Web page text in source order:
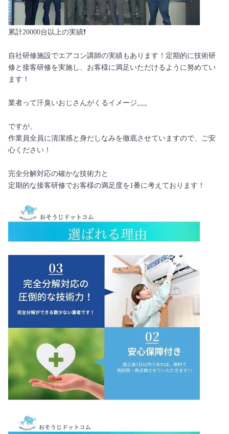
累計20000台以上の実績❗️
自社研修施設でエアコン講師の実績もあります！定期的に技術研
修と接客研修を実施し、お客様に満足いただけるように努めてい
ます！
業者って汗臭いおじさんがくるイメージ,,,,,
ですが、
作業員全員に清潔感と身だしなみを徹底させていますので、ご安
心ください！
完全分解対応の確かな技術力と
定期的な接客研修でお客様の満足度を1番に考えております！